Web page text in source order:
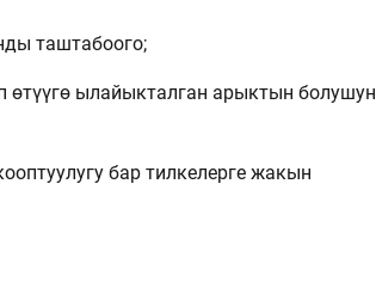
таштабоого;
ылайыкталган арыктын болушун
бар тилкелерге жакын